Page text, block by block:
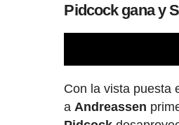
Pidcock gana y
Con la vista puesta
a Andreassen